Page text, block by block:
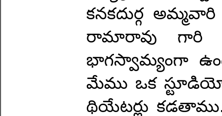
కనకదుర్గ
రామారావు గారి
భాగస్వామ్యంగా
మేము ఒక
థియేటర్లు